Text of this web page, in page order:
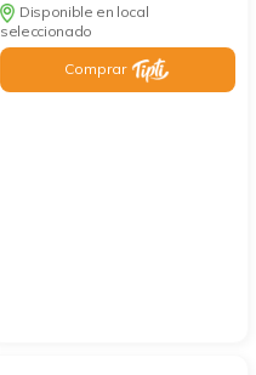
Disponible en local
seleccionado
Comprar